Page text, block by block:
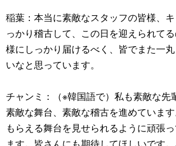
稲葉：本当に素敵なスタッフの皆様、
っかり稽古して、この日を迎えられて
様にしっかり届けるべく、皆でまた一
いなと思っています。
チャンミ：（※韓国語で）私も素敵な先
素敵な舞台、素敵な稽古を進めていま
もらえる舞台を見せられるように頑張